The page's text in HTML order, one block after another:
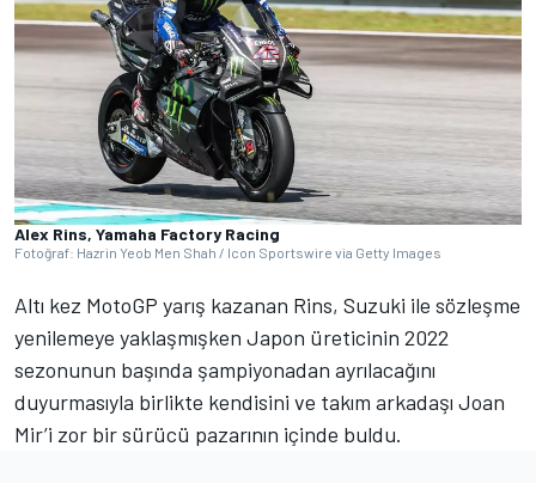
Alex Rins, Yamaha Factory Racing
Fotoğraf: Hazrin Yeob Men Shah / Icon Sportswire via Getty Images
Altı kez MotoGP yarış kazanan Rins, Suzuki ile sözleşme
yenilemeye yaklaşmışken Japon üreticinin 2022
sezonunun başında şampiyonadan ayrılacağını
duyurmasıyla birlikte kendisini ve takım arkadaşı Joan
Mir’i zor bir sürücü pazarının içinde buldu.